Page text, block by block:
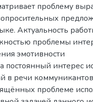
проблему
Актуальность
проблемы
эмотивности
интерес
речи
проблеме